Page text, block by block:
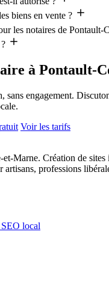
biens en vente ?
les notaires de Pontault-
à Pontault-
sans engagement.
Voir les tarifs
Marne. Création de sites
artisans, professions
local